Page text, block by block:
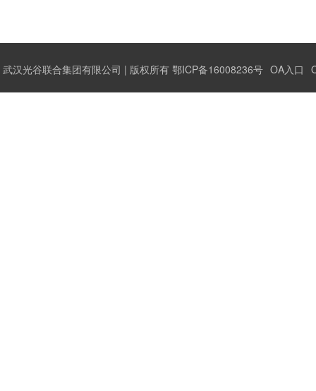
武汉光谷联合集团有限公司 | 版权所有 鄂ICP备16008236号 OA入口